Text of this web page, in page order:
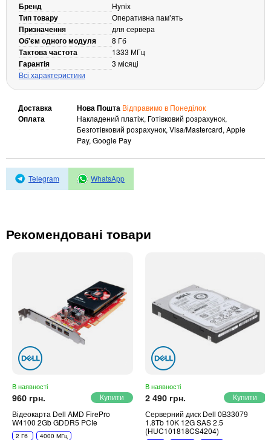
Монітори
Клавіатури, миші, комплекти
Відеоспостереження
IP-камери
Автономне живлення
Автоматичні вимикачі
Інвертори напруги
Акумулятори для ДБЖ
Бренд Hynix
Тип товару Оперативна памʼять
Призначення для сервера
Об'єм одного модуля 8 Гб
Тактова частота 1333 МГц
Гарантія
3 місяці
Всі характеристики
Доставка Нова Пошта Відправимо в Понеділок
Оплата
Накладений платіж, Готівковий розрахунок,
Безготівковий розрахунок, Visa/Mastercard, Apple
Pay, Google Pay
Telegram WhatsApp
Рекомендовані товари
В наявності
960 грн.
Відеокарта Dell AMD FirePro
W4100 2Gb GDDR5 PCIe
2 Гб 4000 МГц
В наявності
2 490 грн.
Серверний диск Dell 0B33079
1.8Tb 10K 12G SAS 2.5
(HUC101818CS4204)